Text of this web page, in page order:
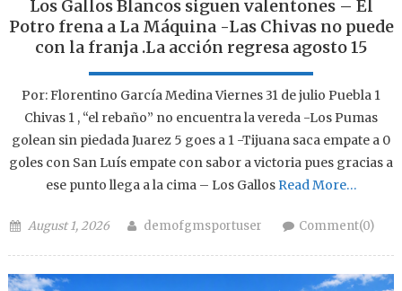
Los Gallos Blancos siguen valentones – El
Potro frena a La Máquina -Las Chivas no puede
con la franja .La acción regresa agosto 15
Por: Florentino García Medina Viernes 31 de julio Puebla 1
Chivas 1 , “el rebaño” no encuentra la vereda -Los Pumas
golean sin piedada Juarez 5 goes a 1 -Tijuana saca empate a 0
goles con San Luís empate con sabor a victoria pues gracias a
ese punto llega a la cima – Los GallosRead More…
Posted on
August 1, 2026 Author
demofgmsportuser Comment(0)